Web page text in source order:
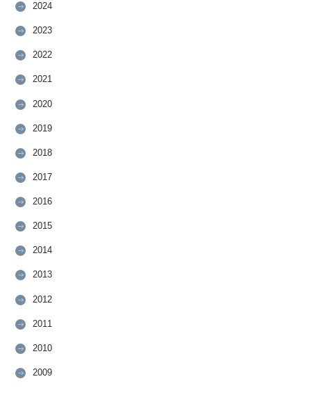
2024
2023
2022
2021
2020
2019
2018
2017
2016
2015
2014
2013
2012
2011
2010
2009